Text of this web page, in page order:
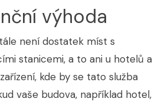
výhoda
není dostatek míst s
stanicemi, a to ani u hotelů a
kde by se tato služba
vaše budova, například hotel,